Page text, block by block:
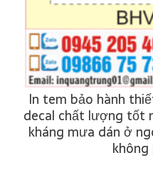
In tem bảo hành
decal chất lượng tốt
kháng mưa dán ở
không